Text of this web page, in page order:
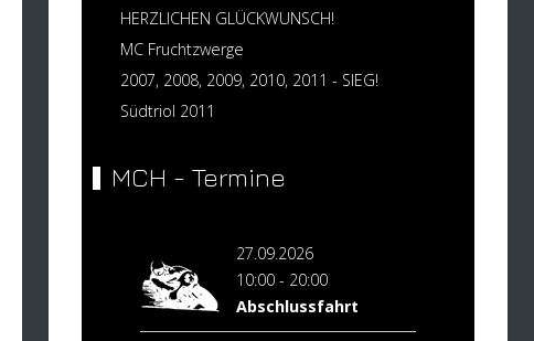
HERZLICHEN GLÜCKWUNSCH!
MC Fruchtzwerge
2007, 2008, 2009, 2010, 2011 - SIEG!
Südtriol 2011
MCH - Termine
27.09.2026
10:00 - 20:00
Abschlussfahrt